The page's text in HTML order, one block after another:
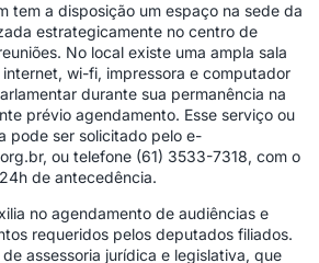
tem a disposição um espaço na sede da
estrategicamente no centro de
No local existe uma ampla sala
wi-fi, impressora e computador
durante sua permanência na
prévio agendamento. Esse serviço ou
pode ser solicitado pelo e-
, ou telefone (61) 3533-7318, com o
de antecedência.
no agendamento de audiências e
requeridos pelos deputados filiados.
assessoria jurídica e legislativa, que